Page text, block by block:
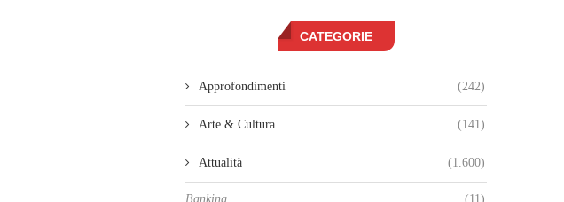
CATEGORIE
Approfondimenti (242)
Arte & Cultura (141)
Attualità (1.600)
Banking (11)